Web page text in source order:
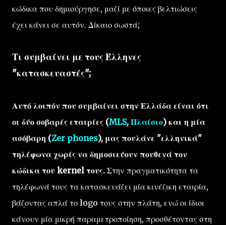
κώδικα που δημιούργησε, μαζί με όποιες βελτιώσεις
έχει κάνει σε αυτόν. Δίκαιο σωστά;
Τι συμβαίνει με τους Έλληνες
"κατασκευαστές";
Αυτό λοιπόν που συμβαίνει στην Ελλάδα είναι ότι
οι δύο σοβαρές εταιρίες (MLS, Πλαίσιο) και η μία
ασόβαρη (Zer phones), μας πουλάνε "ελληνικά"
τηλέφωνα χωρίς να δημοσιεύουν πουθενά τον
κώδικα του kernel τους. Στην πραγματικότητα τα
τηλέφωνά τους τα κατασκευάζει μία κινέζικη εταιρία,
βάζοντας απλά το logo τους στην πλάτη, ενώ οι ίδιοι
κάνουν μία μικρή παραμετροποίηση, προσθέτοντας στη